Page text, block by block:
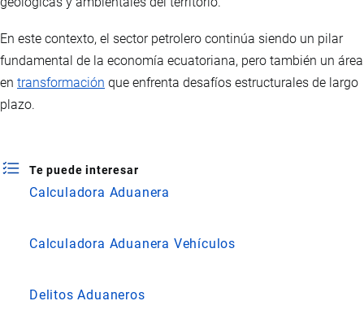
En este contexto, el sector petrolero continúa siendo un pilar
fundamental de la economía ecuatoriana, pero también un área
en transformación que enfrenta desafíos estructurales de largo
plazo.
Te puede interesar
Calculadora Aduanera
Calculadora Aduanera Vehículos
Delitos Aduaneros